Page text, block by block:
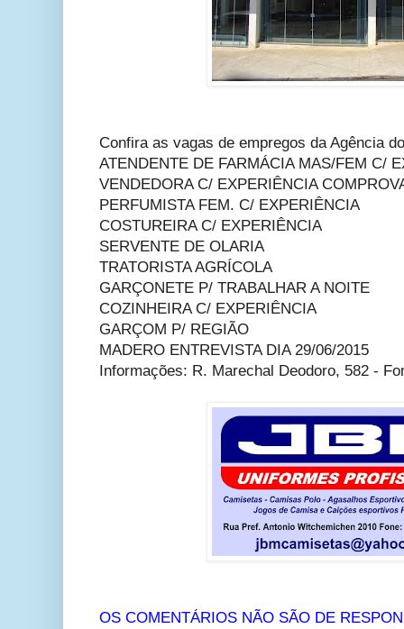
Confira as vagas de empregos da Agência
ATENDENTE DE FARMÁCIA MAS/FEM C/
VENDEDORA C/ EXPERIÊNCIA
PERFUMISTA FEM. C/ EXPERIÊNCIA
COSTUREIRA C/ EXPERIÊNCIA
SERVENTE DE OLARIA
TRATORISTA AGRÍCOLA
GARÇONETE P/ TRABALHAR A NOITE
COZINHEIRA C/ EXPERIÊNCIA
GARÇOM P/ REGIÃO
MADERO ENTREVISTA DIA 29/06/2015
Informações: R. Marechal Deodoro, 582 -
OS COMENTÁRIOS NÃO SÃO DE